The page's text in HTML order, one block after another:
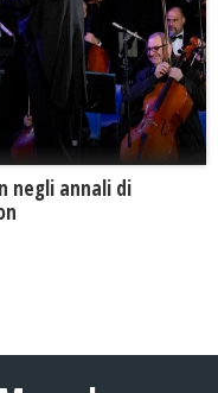
negli annali di